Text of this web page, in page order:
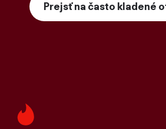
Prejsť na často kladené